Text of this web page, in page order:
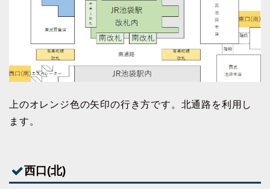
上のオレンジ色の矢印の行き方です。北通路を利用し
ます。
西口(北)